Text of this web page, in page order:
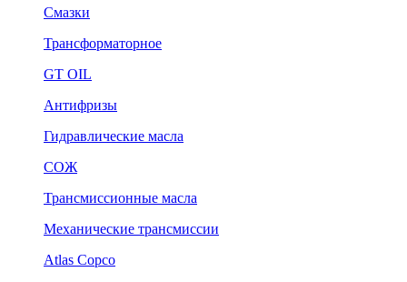
Смазки
Трансформаторное
GT OIL
Антифризы
Гидравлические масла
СОЖ
Трансмиссионные масла
Механические трансмиссии
Atlas Copco